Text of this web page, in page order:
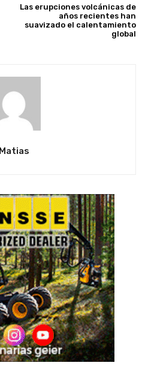
Las erupciones volcánicas de
años recientes han
suavizado el calentamiento
global
Matias